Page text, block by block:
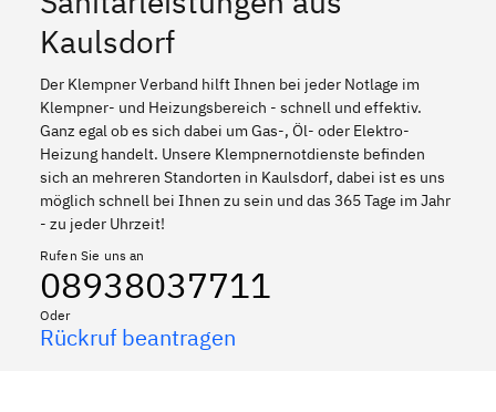
Kaulsdorf
Der Klempner Verband hilft Ihnen bei jeder Notlage im
Klempner- und Heizungsbereich - schnell und effektiv.
Ganz egal ob es sich dabei um Gas-, Öl- oder Elektro-
Heizung handelt. Unsere Klempnernotdienste befinden
sich an mehreren Standorten in Kaulsdorf, dabei ist es uns
möglich schnell bei Ihnen zu sein und das 365 Tage im Jahr
- zu jeder Uhrzeit!
Rufen Sie uns an
08938037711
Oder
Rückruf beantragen